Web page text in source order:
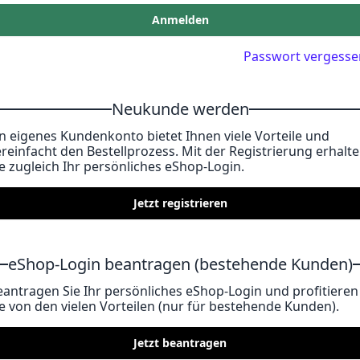
Anmelden
Passwort
Neukunde werden
eigenes Kundenkonto bietet Ihnen viele Vorteile und
den Bestellprozess. Mit der Registrierung
zugleich Ihr persönliches eShop-Login.
Jetzt registrieren
eShop-Login beantragen (bestehende Kunden)
Sie Ihr persönliches eShop-Login und profitieren
von den vielen Vorteilen (nur für bestehende Kunden).
Jetzt beantragen